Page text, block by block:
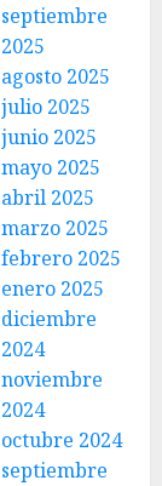
septiembre
2025
agosto 2025
julio 2025
junio 2025
mayo 2025
abril 2025
marzo 2025
febrero 2025
enero 2025
diciembre
2024
noviembre
2024
octubre 2024
septiembre